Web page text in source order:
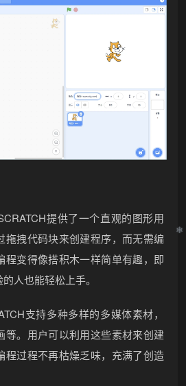
提供了一个直观的图形用
拖拽代码块来创建程序，而无需编
程变得像搭积木一样简单有趣，即
人也能轻松上手。
支持多种多样的多媒体素材，
等。用户可以利用这些素材来创建
程过程不再枯燥乏味，充满了创造